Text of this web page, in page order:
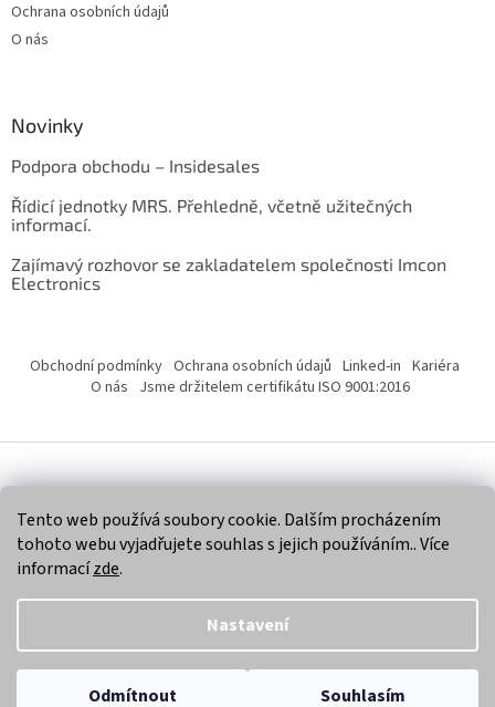
Tento web používá soubory cookie. Dalším procházením
tohoto webu vyjadřujete souhlas s jejich používáním.. Více
informacízde.
Nastavení
Odmítnout Souhlasím
Ochrana osobních údajů
O nás
Novinky
Podpora obchodu – Insidesales
Řídicí jednotky MRS. Přehledně, včetně užitečných
informací.
Zajímavý rozhovor se zakladatelem společnosti Imcon
Electronics
Obchodní podmínky Ochrana osobních údajů Linked-in Kariéra
O nás Jsme držitelem certifikátu ISO 9001:2016
Copyright 2026